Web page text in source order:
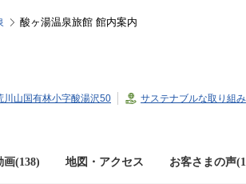
酸ヶ湯温泉旅館 館内案内
山国有林小字酸湯沢50 サステナブルな取り組み
画(138) 地図・アクセス お客さまの声(